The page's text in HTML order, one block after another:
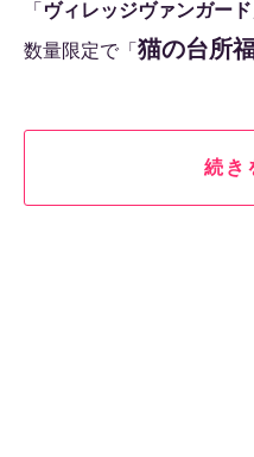
「 ヴィレッジヴァンガード
数量限定で「 猫の台所
続き